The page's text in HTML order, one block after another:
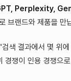
Perplexity,
브랜드와 제품을 만
색 결과에서 몇 위
경쟁이 인용 경쟁으